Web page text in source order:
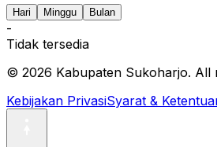
Hari Minggu Bulan
-
Tidak tersedia
© 2026 Kabupaten Sukoharjo. All
Kebijakan PrivasiSyarat &